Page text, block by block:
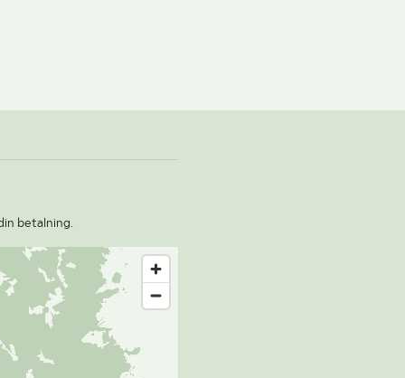
betalning.